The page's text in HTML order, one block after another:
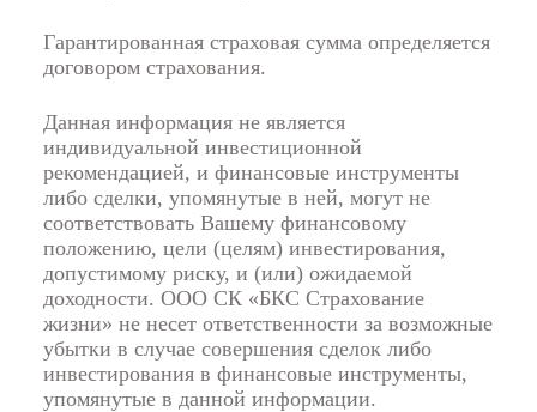
Гарантированная страховая сумма определяется
договором страхования.
Данная информация не является
индивидуальной инвестиционной
рекомендацией, и финансовые инструменты
либо сделки, упомянутые в ней, могут не
соответствовать Вашему финансовому
положению, цели (целям) инвестирования,
допустимому риску, и (или) ожидаемой
доходности. ООО СК «БКС Страхование
жизни» не несет ответственности за возможные
убытки в случае совершения сделок либо
инвестирования в финансовые инструменты,
упомянутые в данной информации.